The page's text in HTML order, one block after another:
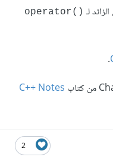
()operator
.
C++ Notes
2